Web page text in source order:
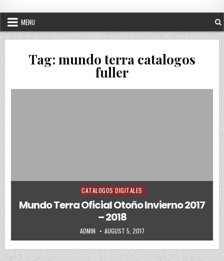
MENU
Tag: mundo terra catalogos
fuller
Posted in
CATALOGOS DIGITALES
Mundo Terra Oficial Otoño Invierno 2017
– 2018
AUTHOR:
ADMIN PUBLISHED DATE:
AUGUST 5, 2017